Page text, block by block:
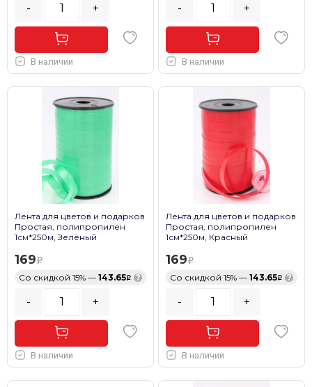
- +
В наличии
- +
В наличии
Лента для цветов и подарков
Простая, полипропилен
1см*250м, Зелёный
169
Со скидкой 15% — 143.65 ?
- +
В наличии
Лента для цветов и подарков
Простая, полипропилен
1см*250м, Красный
169
Со скидкой 15% — 143.65 ?
- +
В наличии